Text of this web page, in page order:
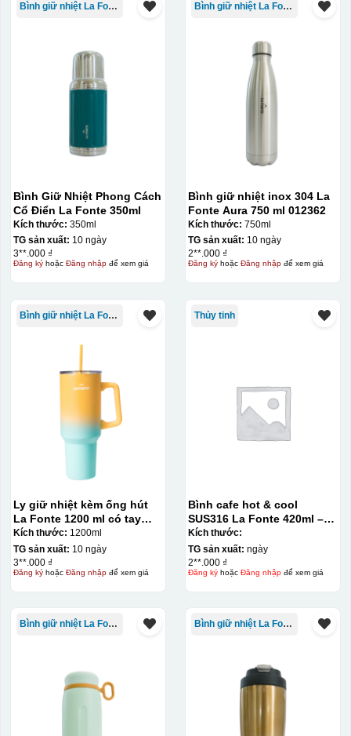
Bước 3: Xếp sản phẩm sau khi dán vào lò nung và
nung ở nhiệt độ 700-800 độ C
vàng, khi in ở nhiệt cao, nền đó sẽ cháy và biến mất để
size="full" ids="29792,29791,29790"]
Ưu, nhược điểm của in Decal trượt nước
trên gốm sứ
Ưu điểm
Nhược điểm
mặt vật liệu rất tốt,
hoặc rất khó khắn
về tẩy xoá
Khó khăn trong việc
in 1 số màu: Màu
hồng cánh sen,
trên chất liệu decal
đẹp, sắc nét, không
Bình giữ nhiệt La Fonte
Bình Giữ Nhiệt Phong Cách
Cổ Điển La Fonte 350ml
Kích thước: 350ml
TG sản xuất: 10 ngày
3**.000 ₫
Đăng kýhoặc Đăng nhậpđể xem giá
Bình giữ nhiệt La Fonte
Bình giữ nhiệt inox 304 La
Fonte Aura 750 ml 012362
Kích thước: 750ml
TG sản xuất: 10 ngày
2**.000 ₫
Đăng kýhoặc Đăng nhậpđể xem giá
Bình giữ nhiệt La Fonte
Ly giữ nhiệt kèm ống hút
La Fonte 1200 ml có tay
cầm – 012317
Kích thước: 1200ml
TG sản xuất: 10 ngày
3**.000 ₫
Đăng kýhoặc Đăng nhậpđể xem giá
Thủy tinh
Bình cafe hot & cool
SUS316 La Fonte 420ml –
012775
Kích thước:
TG sản xuất: ngày
2**.000 ₫
Đăng kýhoặc Đăng nhậpđể xem giá
Bình giữ nhiệt La Fonte Bình giữ nhiệt La Fonte